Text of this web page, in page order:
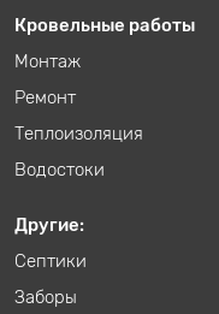
Кровельные работы
Монтаж
Ремонт
Теплоизоляция
Водостоки
Другие:
Септики
Заборы